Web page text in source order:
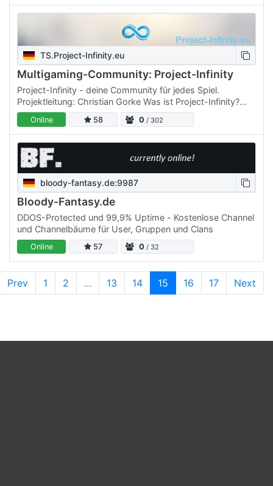
TS.Project-Infinity.eu
Multigaming-Community: Project-Infinity
Project-Infinity - deine Community für jedes Spiel.
Projektleitung: Christian Gorke Was ist Project-Infinity?
Project-Infinity ist eine Multigaming - Community, mit
den…Online 58 0 / 302
bloody-fantasy.de:9987
Bloody-Fantasy.de
DDOS-Protected und 99,9% Uptime - Kostenlose Channel
und Channelbäume für User, Gruppen und Clans
Online 57 0 / 32
Prev 1 2 ... 13 14 15 16 17 Next